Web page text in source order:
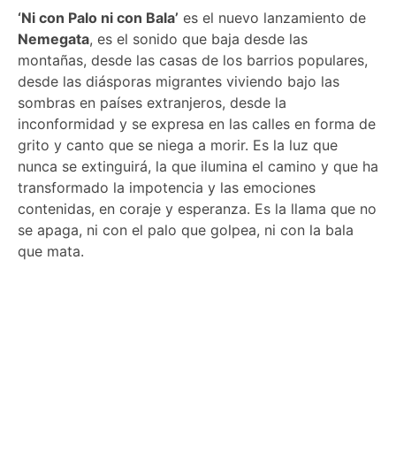
‘Ni con Palo ni con Bala’ es el nuevo lanzamiento de
Nemegata, es el sonido que baja desde las
montañas, desde las casas de los barrios populares,
desde las diásporas migrantes viviendo bajo las
sombras en países extranjeros, desde la
inconformidad y se expresa en las calles en forma de
grito y canto que se niega a morir. Es la luz que
nunca se extinguirá, la que ilumina el camino y que ha
transformado la impotencia y las emociones
contenidas, en coraje y esperanza. Es la llama que no
se apaga, ni con el palo que golpea, ni con la bala
que mata.